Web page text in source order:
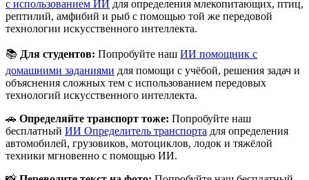
с использованием ИИ для определения млекопитающих, птиц,
рептилий, амфибий и рыб с помощью той же передовой
технологии искусственного интеллекта.
📚 Для студентов: Попробуйте наш ИИ помощник с
домашними заданиями для помощи с учёбой, решения задач и
объяснения сложных тем с использованием передовых
технологий искусственного интеллекта.
🚗 Определяйте транспорт тоже: Попробуйте наш
бесплатный ИИ Определитель транспорта для определения
автомобилей, грузовиков, мотоциклов, лодок и тяжёлой
техники мгновенно с помощью ИИ.